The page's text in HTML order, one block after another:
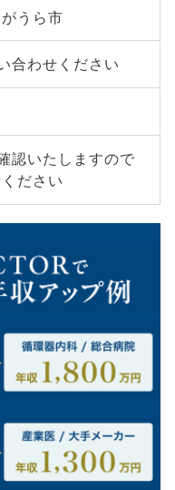
うら市
合わせください
認いたしますので
ださい